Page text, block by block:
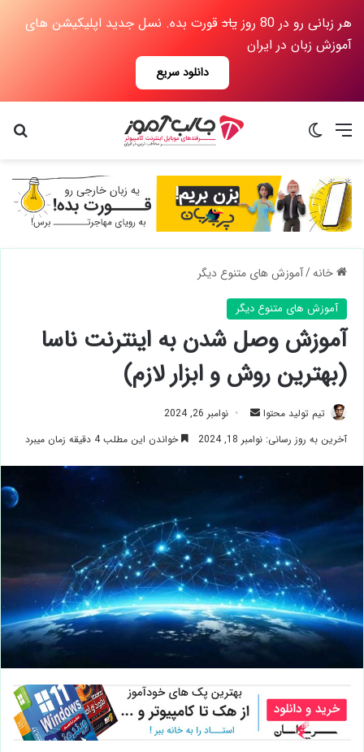
هر زبانی رو در 80 روز یاد قورت بده. نسل جدید اپلیکیشن های
آموزش زبان در ایران
دانلود سریع
منو
خانه/آموزش های متنوع دیگر
آموزش های متنوع دیگر
آموزش وصل شدن به اینترنت ناسا
(بهترین روش و ابزار لازم)
تیم تولید محتوا
ارسال
ایمیل
نوامبر 26, 2024
آخرین به روز رسانی: نوامبر 18, 2024
خواندن این مطلب 4 دقیقه زمان میبرد